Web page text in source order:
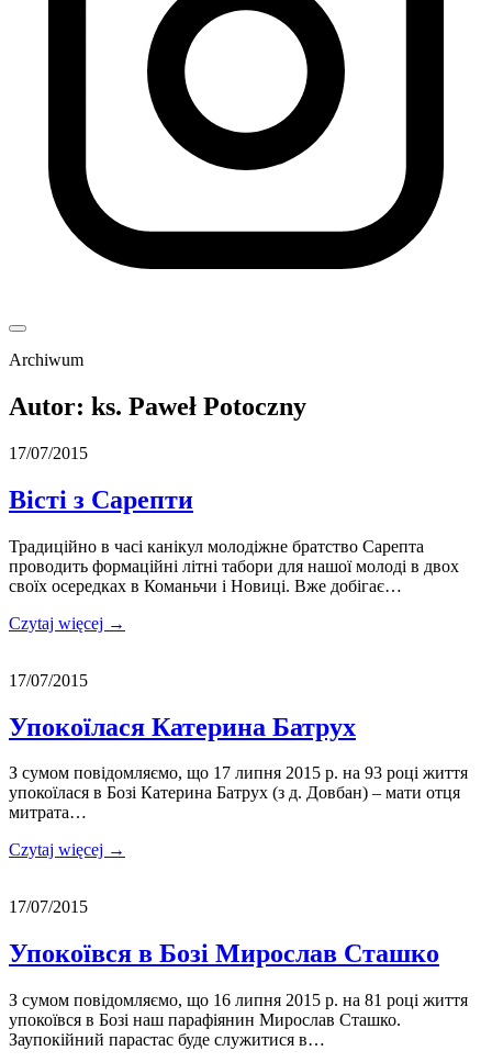
Archiwum
Autor: ks. Paweł Potoczny
17/07/2015
Вісті з Сарепти
Традиційно в часі канікул молодіжне братство Сарепта
проводить формаційні літні табори для нашої молоді в двох
своїх осередках в Команьчи і Новиці. Вже добігає…
Czytaj więcej →
17/07/2015
Упокоїлася Катерина Батрух
З сумом повідомляємо, що 17 липня 2015 р. на 93 році життя
упокоїлася в Бозі Катерина Батрух (з д. Довбан) – мати отця
митрата…
Czytaj więcej →
17/07/2015
Упокоївся в Бозі Мирослав Сташко
З сумом повідомляємо, що 16 липня 2015 р. на 81 році життя
упокоївся в Бозі наш парафіянин Мирослав Сташко.
Заупокійний парастас буде служитися в…